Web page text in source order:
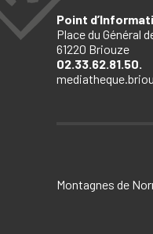
Point
Place du Général
61220 Briouze
02.33.62.81.50.
Montagnes de